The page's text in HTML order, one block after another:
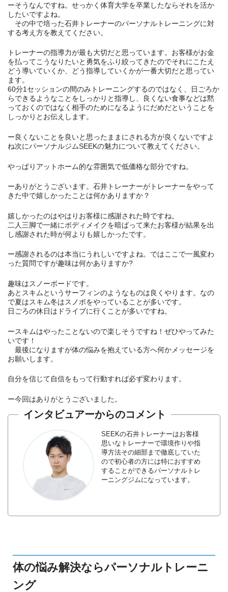
ーそうなんですね。せっかく体育大学を卒業したならそれを活か
したいですよね。
その中で培った石井トレーナーのパーソナルトレーニングに対
する考え方を教えてください。
トレーナーの指導力が最も大切だと思っています。お客様がお金
を払ってこうなりたいと勇気をふり絞ってきたのでそれにこたえ
どう導いていくか、どう指導していくかが一番大切だと思ってい
ます。
60分1セッションの間のみトレーニングするのではなく、日ごろか
らできるようなことをしっかりと指導し、良くない食事などは黙
っておくのではなく相手のためになるようにだめだということを
しっかりとお伝えします。
ー良くないことを良いと思ったままにされる方が良くないですよ
ね次にパーソナルジムSEEKの魅力について教えてください。
やっぱりアットホーム的な雰囲気で低価格な部分ですね。
ーありがとうございます。石井トレーナーがトレーナーをやって
きた中で嬉しかったことは何かありますか？
嬉しかったのはやはりお客様に感謝された時ですね。
二人三脚で一緒にボディメイクを暗ばって来たお客様が結果を出
し感謝された時が何よりも嬉しかったです。
ー感謝されるのは本当にうれしいですよね。ではここで一風変わ
った質問ですが趣味は何かありますか?
趣味はスノーボードです。
あとスキムというサーフィンのようなものは良くやります。なの
で夏はスキム冬はスノボをやっていることが多いです。
日ごろの休日はドライブに行くことが多いですね。
ースキムはやったことないので楽しそうですね！ぜひやってみた
いです！
最後になりますが体の悩みを抱えている方へ何かメッセージを
お願いします。
自分を信じて自信をもって行動すれば必ず変わります。
ー今回はありがとうございました。
インタビュアーからのコメント
SEEKの石井トレーナーはお客様
思いなトレーナーで環境作りや指
導方法その細部まで徹底していた
ので初心者の方には特におすすめ
することができるパーソナルトレ
ーニングジムになっています。
体の悩み解決ならパーソナルトレーニ
ング